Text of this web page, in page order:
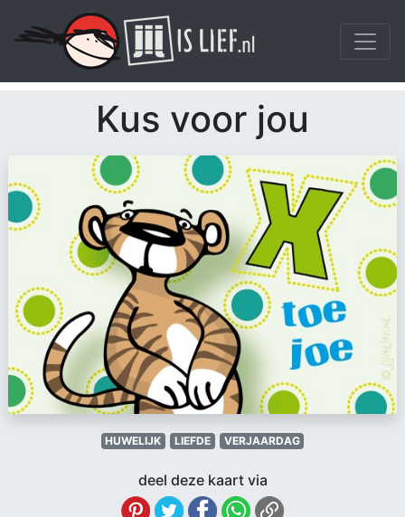
Kus voor jou
HUWELIJK LIEFDE VERJAARDAG
deel deze kaart via